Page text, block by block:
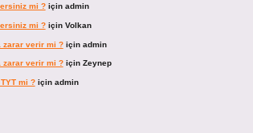
mi ?için admin
mi ?için Volkan
zarar verir mi ?için admin
zarar verir mi ?için Zeynep
mi ?için admin